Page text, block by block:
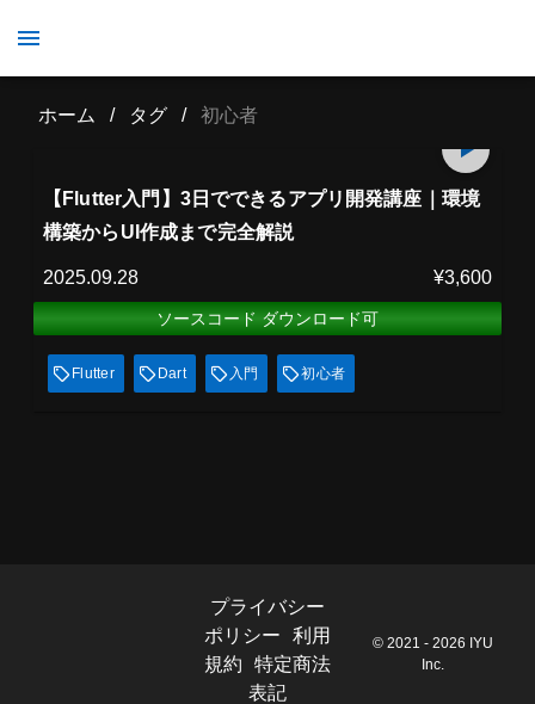
ホーム / タグ / 初心者
129min
見放題
【Flutter入門】3日でできるアプリ開発講座｜環境
構築からUI作成まで完全解説
2025.09.28 ¥3,600
ソースコード ダウンロード可
Flutter Dart 入門 初心者
プライバシー
ポリシー
利用
規約
特定商法
表記
© 2021 - 2026 IYU
Inc.